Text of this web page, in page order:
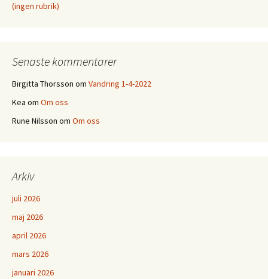
(ingen rubrik)
Senaste kommentarer
Birgitta Thorsson om Vandring 1-4-2022
Kea om Om oss
Rune Nilsson om Om oss
Arkiv
juli 2026
maj 2026
april 2026
mars 2026
januari 2026